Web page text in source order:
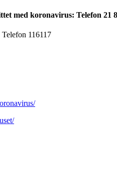
med koronavirus: Telefon 21
116117